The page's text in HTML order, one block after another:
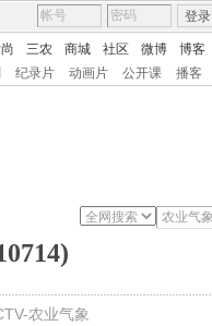
登录
三农 商城 社区 微博 博客
纪录片 动画片 公开课 播客
农业气象